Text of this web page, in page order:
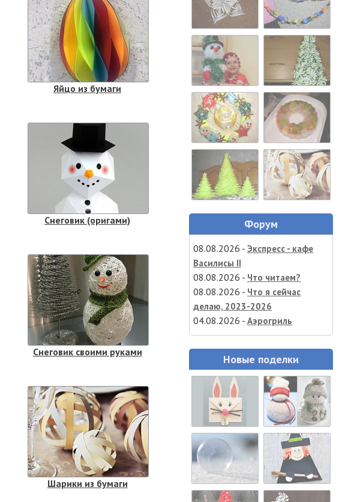
Яйцо из бумаги
Снеговик (оригами)
Снеговик своими руками
Шарики из бумаги
Форум
08.08.2026 - Экспресс - кафе
Василисы II
08.08.2026 - Что читаем?
08.08.2026 - Что я сейчас
делаю, 2023-2026
04.08.2026 - Аэрогриль
Новые поделки